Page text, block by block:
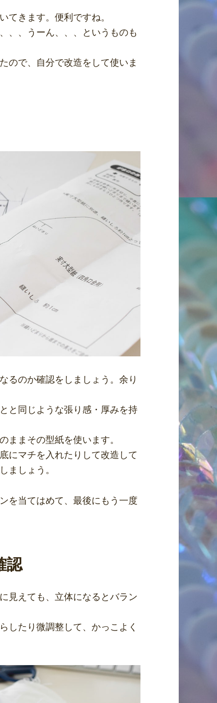
てきます。便利ですね。
、、うーん、、、というものも
ので、自分で改造をして使いま
るのか確認をしましょう。余り
と同じような張り感・厚みを持
ままその型紙を使います。
にマチを入れたりして改造して
ましょう。
を当てはめて、最後にもう一度
認
見えても、立体になるとバラン
したり微調整して、かっこよく